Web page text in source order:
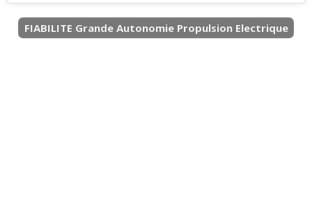
FIABILITE Grande Autonomie Propulsion Electrique